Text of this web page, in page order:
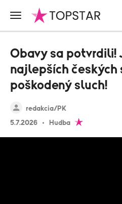
redakcia/PK
5.7.2026
Hudba
Obavy sa potvrdili!
najlepších českých
poškodený sluch!